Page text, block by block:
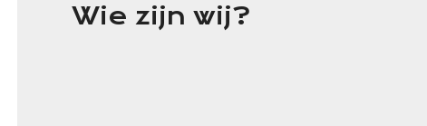
Wie zijn wij?